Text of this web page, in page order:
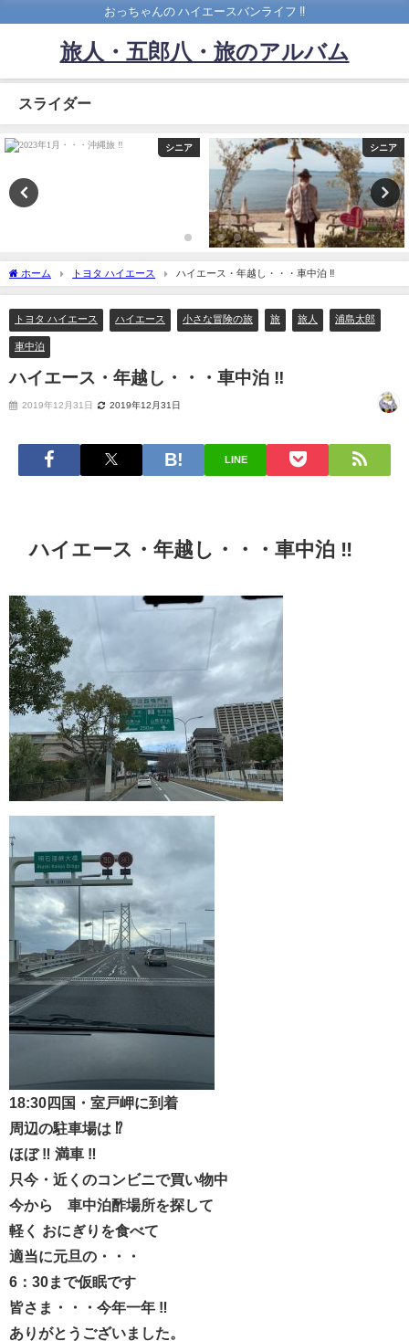
おっちゃんの ハイエースバンライフ ‼️
旅人・五郎八・旅のアルバム
スライダー
シニア シニア
ホーム トヨタ ハイエース ハイエース・年越し・・・車中泊 ‼︎
トヨタ ハイエース ハイエース 小さな冒険の旅 旅 旅人 浦島太郎
車中泊
ハイエース・年越し・・・車中泊 ‼︎
2019年12月31日 2019年12月31日
LINE
ハイエース・年越し・・・車中泊 ‼︎
18:30四国・室戸岬に到着
周辺の駐車場は ⁉︎
ほぼ ‼︎ 満車 ‼️
只今・近くのコンビニで買い物中
今から 車中泊酢場所を探して
軽く おにぎりを食べて
適当に元旦の・・・
6：30まで仮眠です
皆さま・・・今年一年 ‼︎
ありがとうございました。